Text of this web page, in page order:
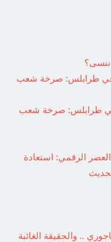
في طرابلس: صرخة شعب
في طرابلس: صرخة شعب
الرقمي: استعادة
.. والحقيقة الغائبة